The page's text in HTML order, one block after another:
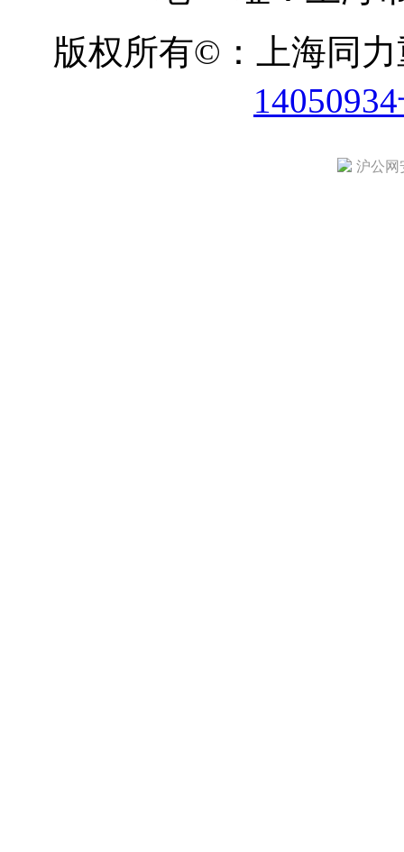
版权所有©：上海同
沪公网